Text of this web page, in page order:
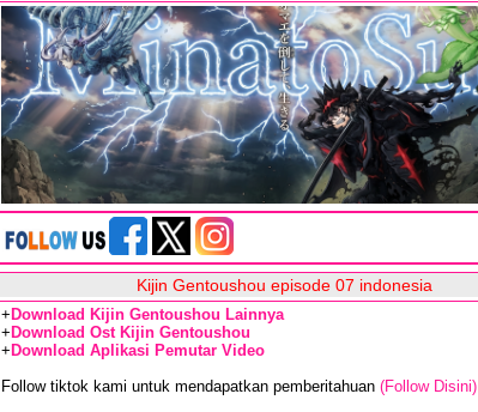
Kijin Gentoushou episode 07 indonesia
+ Download Kijin Gentoushou Lainnya
+ Download Ost Kijin Gentoushou
+ Download Aplikasi Pemutar Video
Follow tiktok kami untuk mendapatkan pemberitahuan (Follow Disini)